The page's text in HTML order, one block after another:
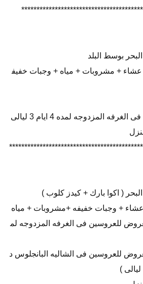
عشاء + مشروبات + مياه + وجبات خفيف
المزدوجه لمده 4 ايام 3 ليالى
عشاء + وجبات خفيفه +مشروبات + مياه
ج (هذه العروض للعروسين فى الغرفه المزدوجه لم
ج (هذه العروض للعروسين فى الشاليه البانجلوس د